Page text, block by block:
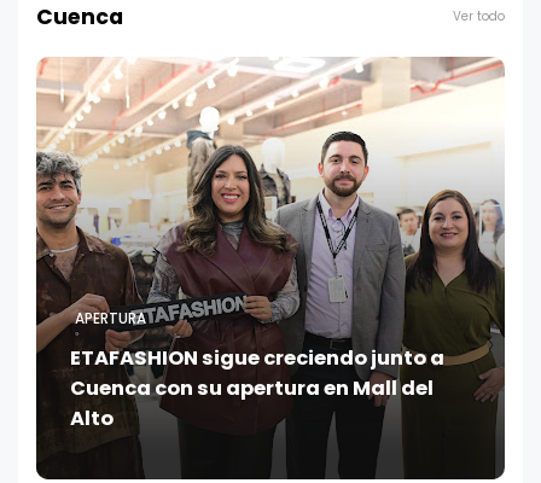
Cuenca Ver todo
APERTURA
ETAFASHION sigue creciendo junto a
Cuenca con su apertura en Mall del
Alto